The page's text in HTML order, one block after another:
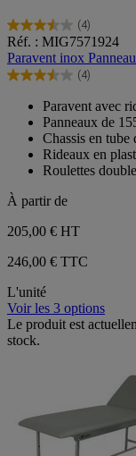
(4)
3.5
sur
5
étoiles.
avis
Réf. : MIG7571924
Paravent inox
(4)
3.5
étoiles.
avis
Paravent avec
Panneaux de
Chassis en
Rideaux en
Roulettes
À partir de
205,00 € HT
246,00 € TTC
L'unité
Voir les 3 options
Le produit est
stock.